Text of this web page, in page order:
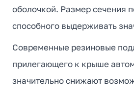
оболочкой. Размер сечения
способного выдерживать
Современные резиновые
прилегающего к крыше
значительно снижают